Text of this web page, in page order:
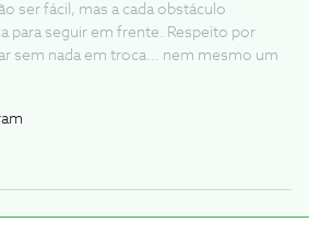
ser fácil, mas a cada obstáculo
para seguir em frente. Respeito por
sem nada em troca... nem mesmo um